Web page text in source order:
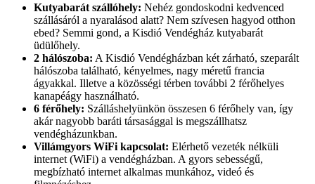
Kutyabarát szállóhely: Nehéz gondoskodni kedvenced
szállásáról a nyaralásod alatt? Nem szívesen hagyod otthon
ebed? Semmi gond, a Kisdió Vendégház kutyabarát
üdülőhely.
2 hálószoba: A Kisdió Vendégházban két zárható, szeparált
hálószoba található, kényelmes, nagy méretű francia
ágyakkal. Illetve a közösségi térben további 2 férőhelyes
kanapéágy használható.
6 férőhely: Szálláshelyünkön összesen 6 férőhely van, így
akár nagyobb baráti társasággal is megszállhatsz
vendégházunkban.
Villámgyors WiFi kapcsolat: Elérhető vezeték nélküli
internet (WiFi) a vendégházban. A gyors sebességű,
megbízható internet alkalmas munkához, videó és